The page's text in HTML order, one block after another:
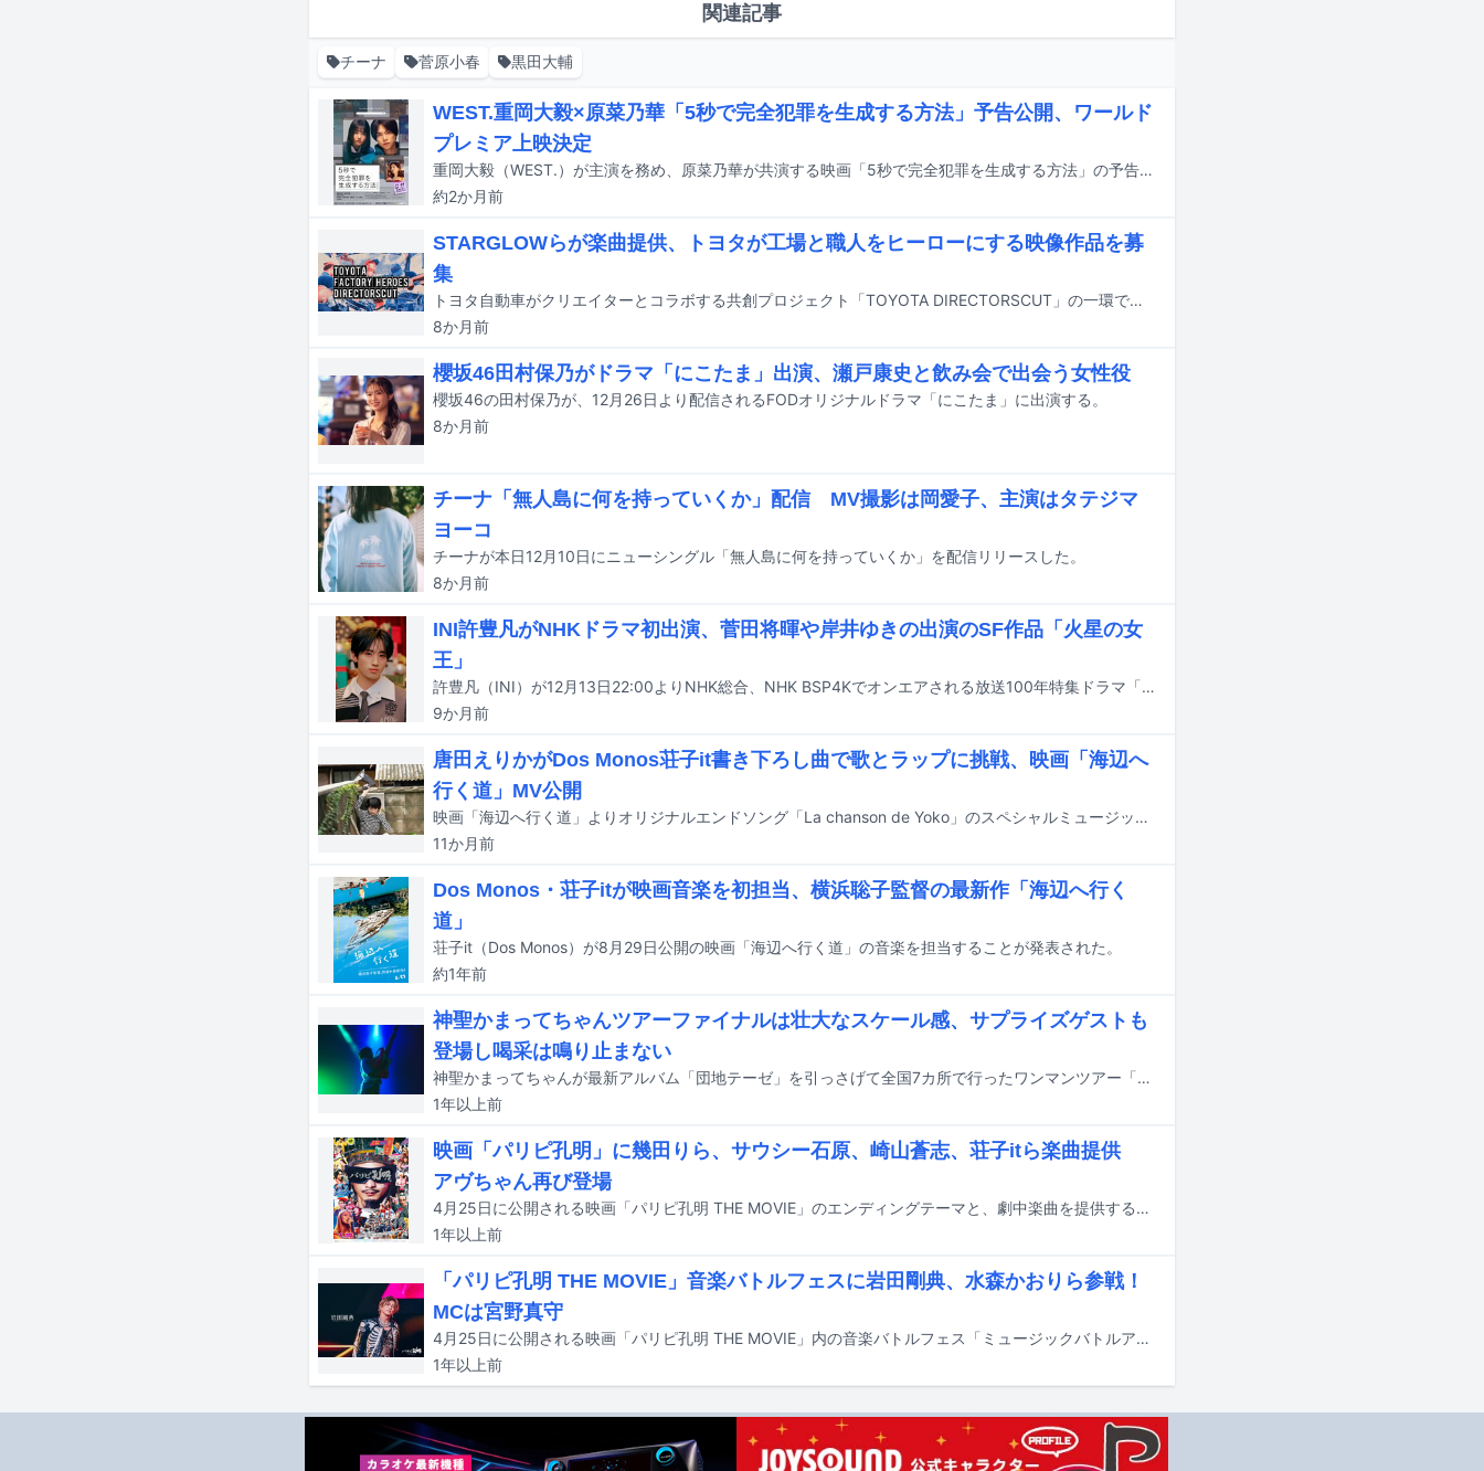
関連記事
チーナ 菅原小春 黒田大輔
WEST.重岡大毅×原菜乃華「5秒で完全犯罪を生成する方法」予告公開、ワールド
プレミア上映決定
重岡大毅（WEST.）が主演を務め、原菜乃華が共演する映画「5秒で完全犯罪を生成する方法」の予告編がYouTubeで公開された。
約2か月前
STARGLOWらが楽曲提供、トヨタが工場と職人をヒーローにする映像作品を募
集
トヨタ自動車がクリエイターとコラボする共創プロジェクト「TOYOTA DIRECTORSCUT」の一環で「TOYOTA FACTORY HEROES DIRECTORSCUT」を始動。「トヨタの工場と職人を、ヒーローにするムービーを。」をテーマにした映像作品を一般募集するにあたり、STARGLOWや山本大斗らの楽曲音源を素材として無償提供する。
8か月前
櫻坂46田村保乃がドラマ「にこたま」出演、瀬戸康史と飲み会で出会う女性役
櫻坂46の田村保乃が、12月26日より配信されるFODオリジナルドラマ「にこたま」に出演する。
8か月前
チーナ「無人島に何を持っていくか」配信 MV撮影は岡愛子、主演はタテジマ
ヨーコ
チーナが本日12月10日にニューシングル「無人島に何を持っていくか」を配信リリースした。
8か月前
INI許豊凡がNHKドラマ初出演、菅田将暉や岸井ゆきの出演のSF作品「火星の女
王」
許豊凡（INI）が12月13日22:00よりNHK総合、NHK BSP4Kでオンエアされる放送100年特集ドラマ「火星の女王」に出演する。
9か月前
唐田えりかがDos Monos荘子it書き下ろし曲で歌とラップに挑戦、映画「海辺へ
行く道」MV公開
映画「海辺へ行く道」よりオリジナルエンドソング「La chanson de Yoko」のスペシャルミュージックビデオがYouTubeで公開された。
11か月前
Dos Monos・荘子itが映画音楽を初担当、横浜聡子監督の最新作「海辺へ行く
道」
荘子it（Dos Monos）が8月29日公開の映画「海辺へ行く道」の音楽を担当することが発表された。
約1年前
神聖かまってちゃんツアーファイナルは壮大なスケール感、サプライズゲストも
登場し喝采は鳴り止まない
神聖かまってちゃんが最新アルバム「団地テーゼ」を引っさげて全国7カ所で行ったワンマンツアー「2025年ツアー」。そのファイナルとなる東京・Zepp DiverCity（TOKYO）公演が3月11日に開催された。
1年以上前
映画「パリピ孔明」に幾田りら、サウシー石原、崎山蒼志、荘子itら楽曲提供
アヴちゃん再び登場
4月25日に公開される映画「パリピ孔明 THE MOVIE」のエンディングテーマと、劇中楽曲を提供するアーティストが発表された。
1年以上前
「パリピ孔明 THE MOVIE」音楽バトルフェスに岩田剛典、水森かおりら参戦！
MCは宮野真守
4月25日に公開される映画「パリピ孔明 THE MOVIE」内の音楽バトルフェス「ミュージックバトルアワーズ 2025」の出演アーティストが発表された。
1年以上前